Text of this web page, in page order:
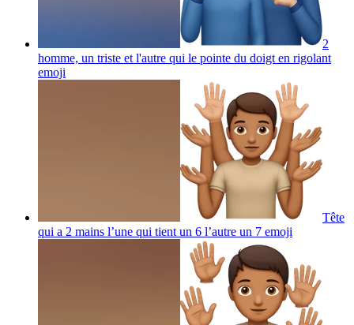
2
homme, un triste et l'autre qui le pointe du doigt en rigolant
emoji
Tête
qui a 2 mains l’une qui tient un 6 l’autre un 7 emoji